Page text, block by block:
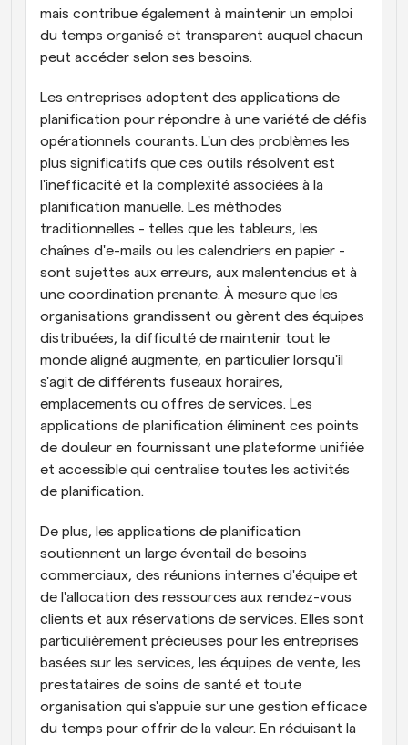
mais contribue également à maintenir un emploi
du temps organisé et transparent auquel chacun
peut accéder selon ses besoins.
Les entreprises adoptent des applications de
planification pour répondre à une variété de défis
opérationnels courants. L'un des problèmes les
plus significatifs que ces outils résolvent est
l'inefficacité et la complexité associées à la
planification manuelle. Les méthodes
traditionnelles - telles que les tableurs, les
chaînes d'e-mails ou les calendriers en papier -
sont sujettes aux erreurs, aux malentendus et à
une coordination prenante. À mesure que les
organisations grandissent ou gèrent des équipes
distribuées, la difficulté de maintenir tout le
monde aligné augmente, en particulier lorsqu'il
s'agit de différents fuseaux horaires,
emplacements ou offres de services. Les
applications de planification éliminent ces points
de douleur en fournissant une plateforme unifiée
et accessible qui centralise toutes les activités
de planification.
De plus, les applications de planification
soutiennent un large éventail de besoins
commerciaux, des réunions internes d'équipe et
de l'allocation des ressources aux rendez-vous
clients et aux réservations de services. Elles sont
particulièrement précieuses pour les entreprises
basées sur les services, les équipes de vente, les
prestataires de soins de santé et toute
organisation qui s'appuie sur une gestion efficace
du temps pour offrir de la valeur. En réduisant la